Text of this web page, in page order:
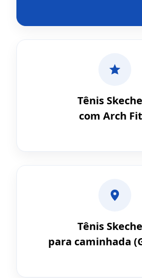
Tênis
com Arch
Tênis
para caminhada